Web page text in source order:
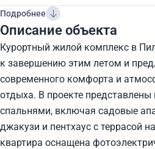
Подробнее
Описание объекта
Курортный жилой комплекс в
к завершению этим летом и
современного комфорта и
отдыха. В проекте представлены
спальнями, включая садовые
джакузи и пентхаус с террасой
квартира оснащена